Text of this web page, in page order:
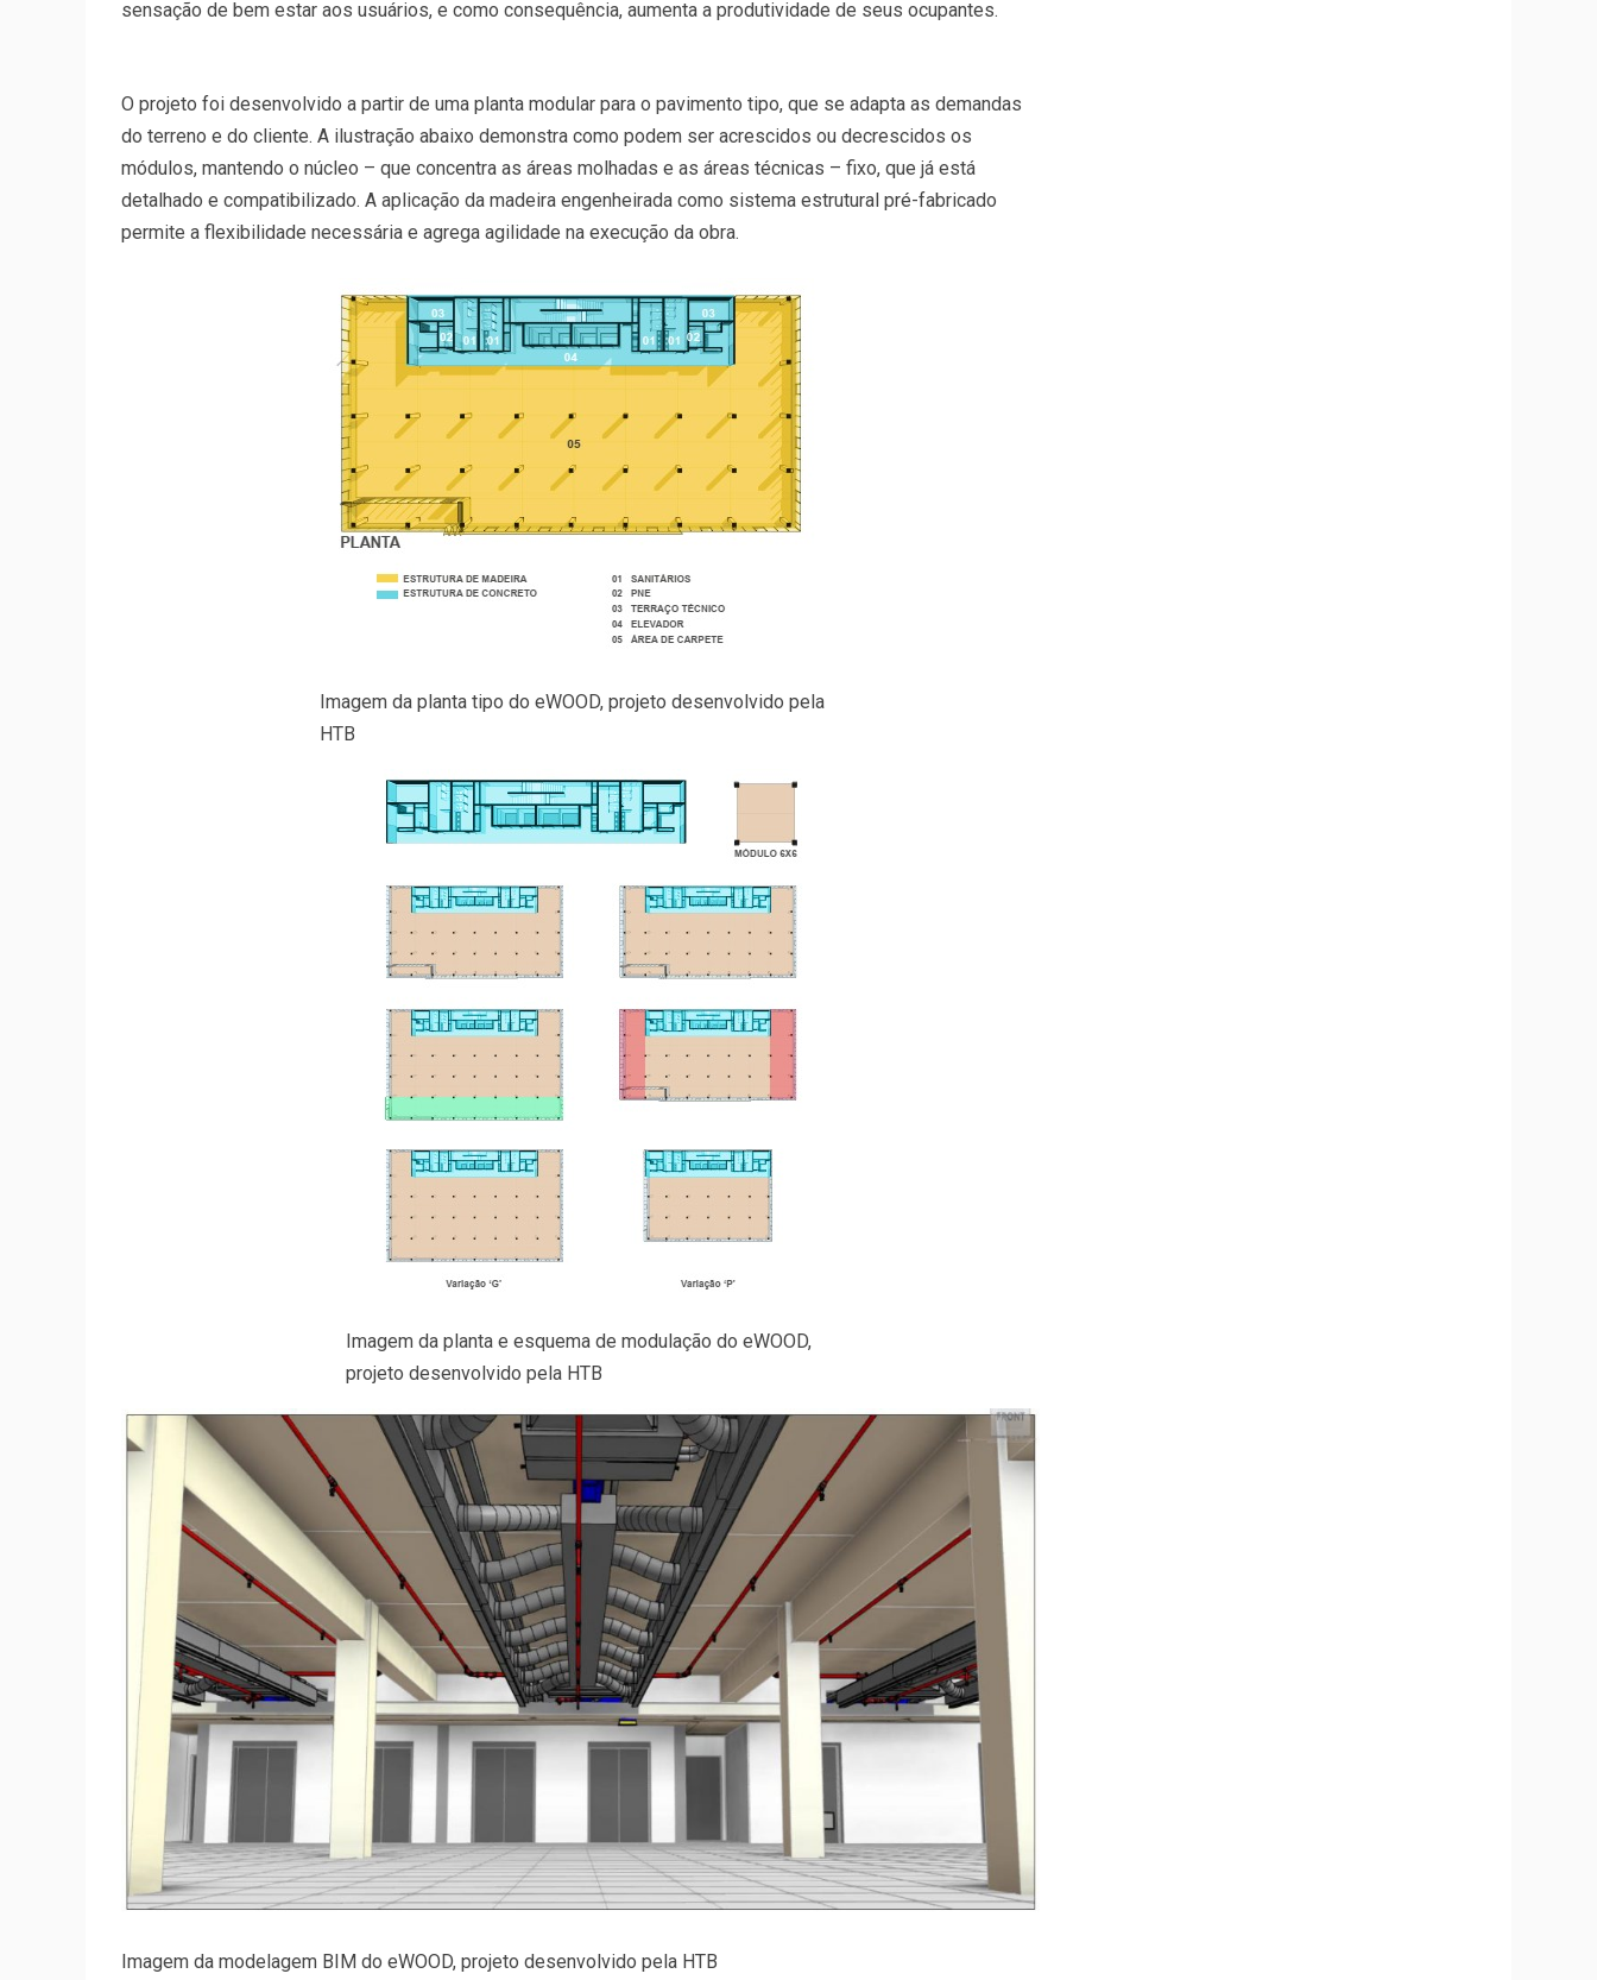
sensação de bem estar aos usuários, e como consequência, aumenta a produtividade de seus ocupantes.
O projeto foi desenvolvido a partir de uma planta modular para o pavimento tipo, que se adapta as demandas
do terreno e do cliente. A ilustração abaixo demonstra como podem ser acrescidos ou decrescidos os
módulos, mantendo o núcleo – que concentra as áreas molhadas e as áreas técnicas – fixo, que já está
detalhado e compatibilizado. A aplicação da madeira engenheirada como sistema estrutural pré-fabricado
permite a flexibilidade necessária e agrega agilidade na execução da obra.
Imagem da planta tipo do eWOOD, projeto desenvolvido pela
HTB
Imagem da planta e esquema de modulação do eWOOD,
projeto desenvolvido pela HTB
Imagem da modelagem BIM do eWOOD, projeto desenvolvido pela HTB